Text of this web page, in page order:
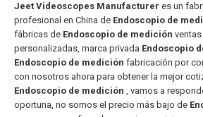
Jeet Videoscopes Manufacturer es un
profesional en China de Endoscopio de
fábricas de Endoscopio de medición
personalizadas, marca privada Endoscopio
Endoscopio de medición fabricación por
con nosotros ahora para obtener la mejor
Endoscopio de medición , vamos a
oportuna, no somos el precio más bajo de